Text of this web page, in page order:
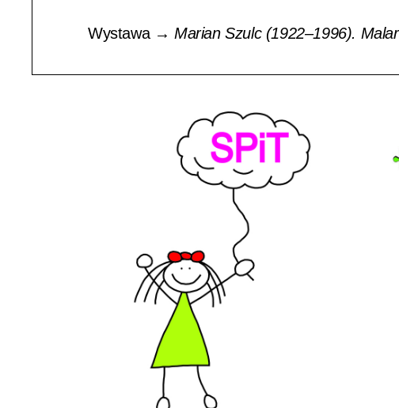
Wystawa → Marian Szulc (1922–1996).